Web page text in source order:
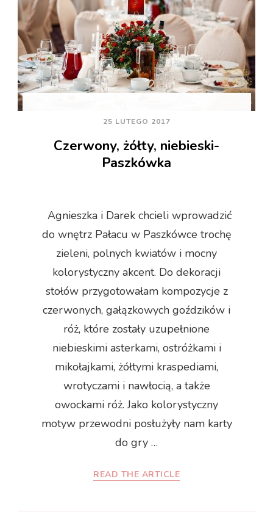
25 LUTEGO 2017
Czerwony, żółty, niebieski-
Paszkówka
Agnieszka i Darek chcieli wprowadzić
do wnętrz Pałacu w Paszkówce trochę
zieleni, polnych kwiatów i mocny
kolorystyczny akcent. Do dekoracji
stołów przygotowałam kompozycje z
czerwonych, gałązkowych goździków i
róż, które zostały uzupełnione
niebieskimi asterkami, ostróżkami i
mikołajkami, żółtymi kraspediami,
wrotyczami i nawłocią, a także
owockami róż. Jako kolorystyczny
motyw przewodni posłużyły nam karty
do gry …
READ THE ARTICLE